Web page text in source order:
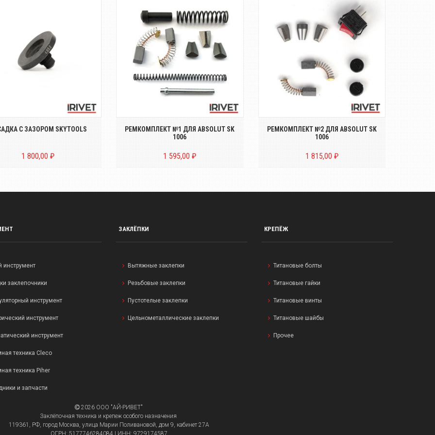
С ЗАЗОРОМ SKYTOOLS
1 800,00 ₽
Ремкомплект №1 для
РЕМКОМПЛЕКТ №1 ДЛЯ ABSOLUT SK
1006
1 595,00 ₽
Ремкомплект №2 для
РЕМКОМПЛЕКТ №2 ДЛЯ ABSOLUT SK
1006
1 815,00 ₽
инструмент
заклепочники
инструмент
инструмент
инструмент
техника Cleco
техника Piher
и запчасти
ЗАКЛЁПКИ
Вытяжные заклепки
Резьбовые заклепки
Пустотелые заклепки
Цельнометаллические заклепки
КРЕПЁЖ
Титановые болты
Титановые гайки
Титановые винты
Титановые шайбы
Прочее
2026 ООО "АЙ-РИВЕТ"
Заклёпочная техника и крепеж особого назначения
119361, РФ, город Москва, улица Марии Поливановой, дом 9, кабинет 27А
ОГРН: 5177746284084 | ИНН: 9729174587